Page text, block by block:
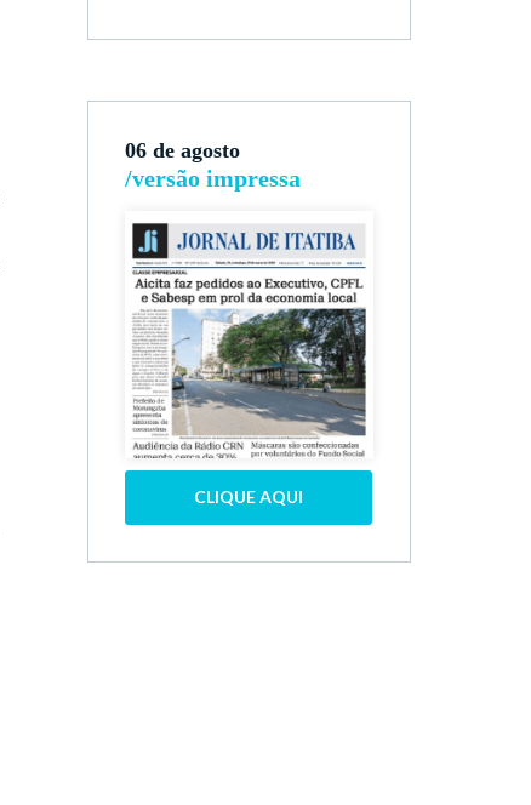
06 de agosto
/versão impressa
CLIQUE AQUI